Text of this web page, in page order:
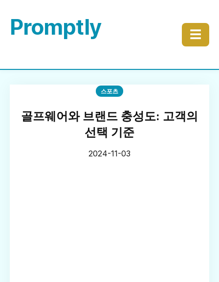
Promptly ☰
스포츠
골프웨어와 브랜드 충성도: 고객의
선택 기준
2024-11-03